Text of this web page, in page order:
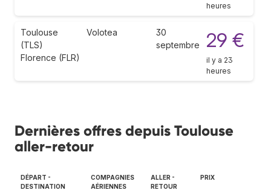
heures
Toulouse
(TLS)
Florence (FLR)
Volotea
30
septembre
29 €
il y a 23
heures
Dernières offres depuis Toulouse
aller-retour
DÉPART -
DESTINATION
COMPAGNIES
AÉRIENNES
ALLER -
RETOUR
PRIX